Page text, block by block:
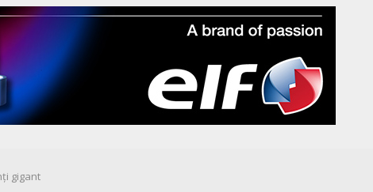
gigant